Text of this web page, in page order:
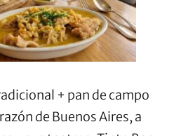
+ pan de campo
de Buenos Aires, a